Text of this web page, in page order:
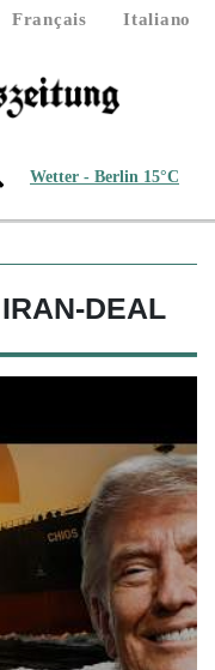
Français
Italiano
Wetter - Berlin 15°C
DEAL